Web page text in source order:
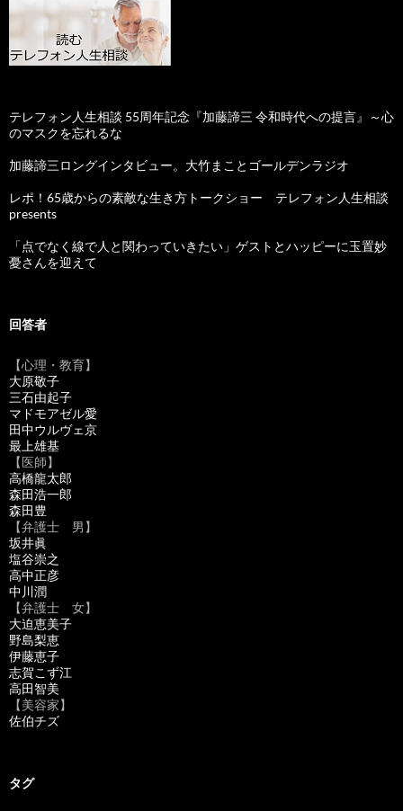
テレフォン人生相談 55周年記念『加藤諦三 令和時代への提言』～心
のマスクを忘れるな
加藤諦三ロングインタビュー。大竹まことゴールデンラジオ
レポ！65歳からの素敵な生き方トークショー テレフォン人生相談
presents
「点でなく線で人と関わっていきたい」ゲストとハッピーに玉置妙
憂さんを迎えて
回答者
【心理・教育】
大原敬子
三石由起子
マドモアゼル愛
田中ウルヴェ京
最上雄基
【医師】
高橋龍太郎
森田浩一郎
森田豊
【弁護士 男】
坂井眞
塩谷崇之
高中正彦
中川潤
【弁護士 女】
大迫恵美子
野島梨恵
伊藤恵子
志賀こず江
高田智美
【美容家】
佐伯チズ
タグ